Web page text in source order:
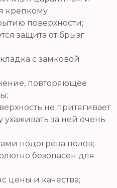
крепкому
поверхности;
защита от брызг
с замковой
повторяющее
не притягивает
ухаживать за ней очень
подогрева полов;
безопасен для
цены и качества;